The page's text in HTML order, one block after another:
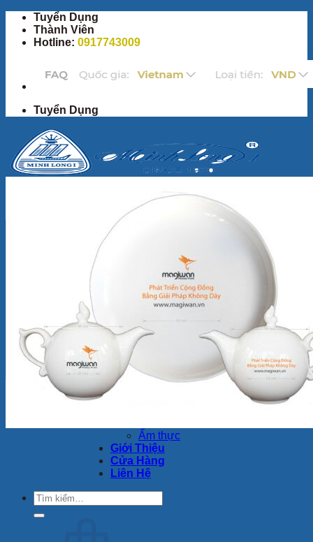
qua
Tuyển Dụng
Thành Viên
Hotline: 0917743009
Tuyển Dụng
Trang Chủ
Sản Phẩm
Bộ ấm chén
Bộ đồ ăn
Ly Sứ
Bình Hoa
Bộ Chén Sứ – Dĩa -Tô
Sứ Dưỡng Sinh
Tượng sứ
Quà Tặng Minh Long
Ẩm thực
Giới Thiệu
Cửa Hàng
Liên Hệ
Tìm
kiếm: